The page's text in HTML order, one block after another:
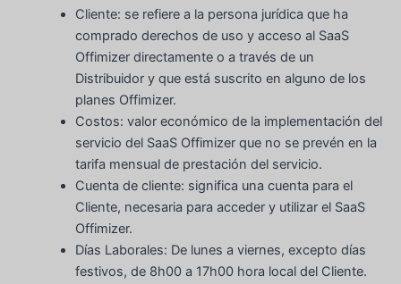
Cliente: se refiere a la persona jurídica que ha
comprado derechos de uso y acceso al SaaS
Offimizer directamente o a través de un
Distribuidor y que está suscrito en alguno de los
planes Offimizer.
Costos: valor económico de la implementación del
servicio del SaaS Offimizer que no se prevén en la
tarifa mensual de prestación del servicio.
Cuenta de cliente: significa una cuenta para el
Cliente, necesaria para acceder y utilizar el SaaS
Offimizer.
Días Laborales: De lunes a viernes, excepto días
festivos, de 8h00 a 17h00 hora local del Cliente.